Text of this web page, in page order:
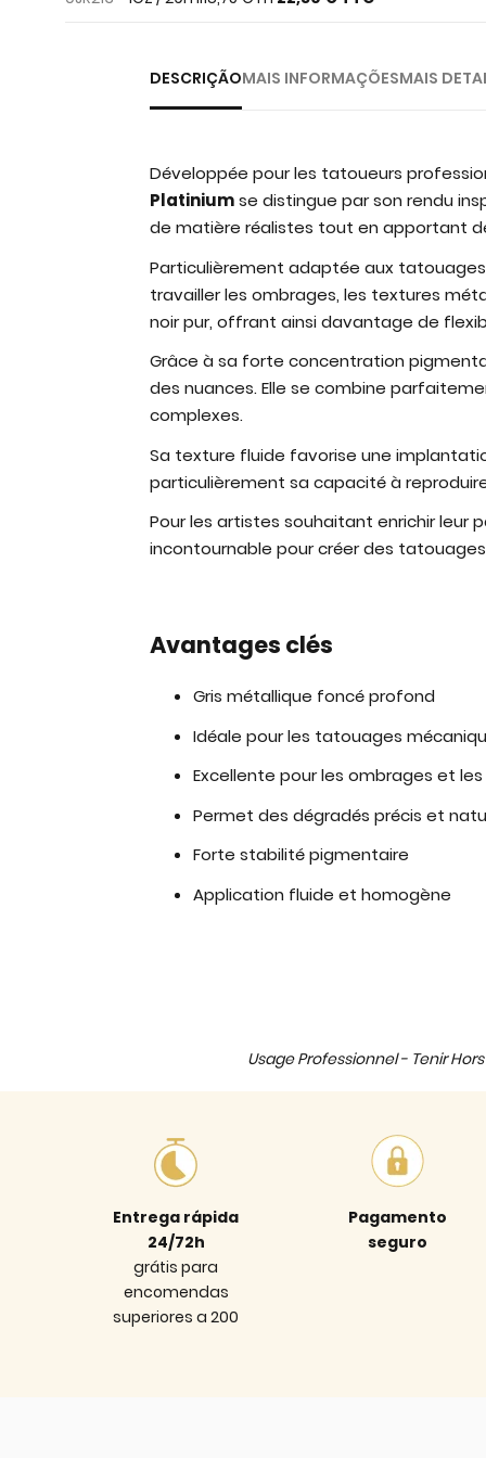
images
DESCRIÇÃOMAIS INFORMAÇÕESMAIS
Développée pour les tatoueurs
Platiniumse distingue par son rendu
de matière réalistes tout en apportant
Particulièrement adaptée aux
travailler les ombrages, les textures
noir pur, offrant ainsi davantage de
Grâce à sa forte concentration
des nuances. Elle se combine
complexes.
Sa texture fluide favorise une
particulièrement sa capacité à
Pour les artistes souhaitant enrichir
incontournable pour créer des
Avantages clés
Gris métallique foncé profond
Idéale pour les tatouages
Excellente pour les ombrages et
Permet des dégradés précis et
Forte stabilité pigmentaire
Application fluide et homogène
Usage Professionnel - Tenir
Entrega rápida
24/72h
grátis para
encomendas
superiores a 200
Pagamento
seguro